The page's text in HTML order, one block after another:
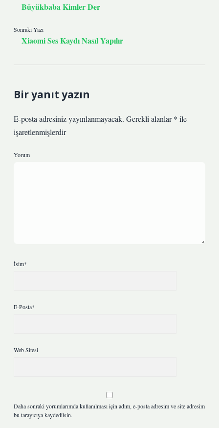
Büyükbaba Kimler Der
Sonraki Yazı
Xiaomi Ses Kaydı Nasıl Yapılır
Bir yanıt yazın
E-posta adresiniz yayınlanmayacak. Gerekli alanlar* ile
işaretlenmişlerdir
Yorum
İsim*
E-Posta*
Web Sitesi
Daha sonraki yorumlarımda kullanılması için adım, e-posta adresim ve site adresim
bu tarayıcıya kaydedilsin.